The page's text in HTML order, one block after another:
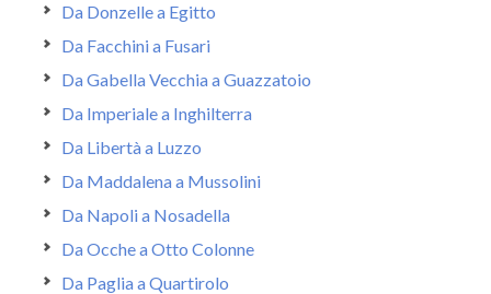
Da Donzelle a Egitto
Da Facchini a Fusari
Da Gabella Vecchia a Guazzatoio
Da Imperiale a Inghilterra
Da Libertà a Luzzo
Da Maddalena a Mussolini
Da Napoli a Nosadella
Da Ocche a Otto Colonne
Da Paglia a Quartirolo